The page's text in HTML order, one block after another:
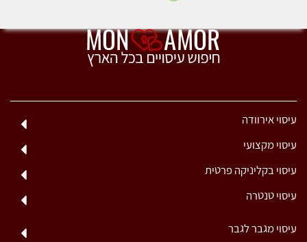
עיסוי אירוודה
עיסוי מקצועי
עיסוי בקליניקה פרטית
עיסוי טנטרה
עיסוי מגבר לגבר